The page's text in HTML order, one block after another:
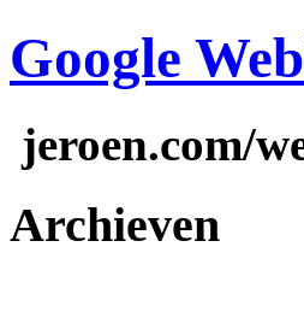
Google
jeroen.com/
Archieven